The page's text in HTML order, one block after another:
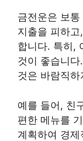
금전운은 보
지출을 피하
합니다. 특히,
것이 좋습니
것은 바람직
예를 들어, 친
편한 메뉴를
계획하여 경